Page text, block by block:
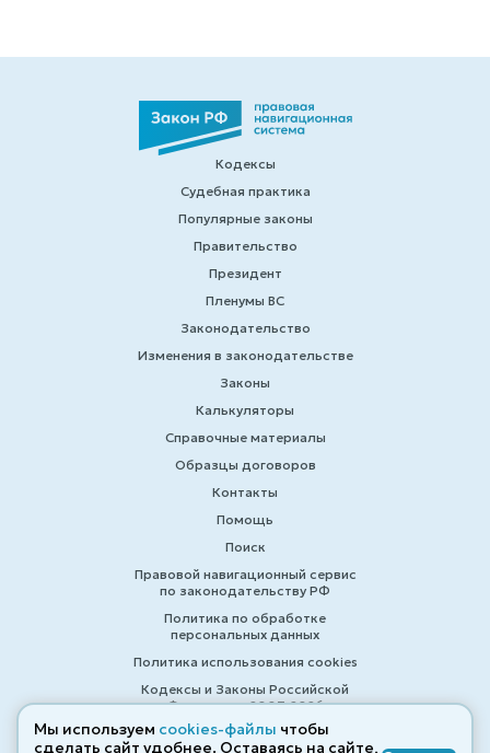
Кодексы
Судебная практика
Популярные законы
Правительство
Президент
Пленумы ВС
Законодательство
Изменения в законодательстве
Законы
Калькуляторы
Справочные материалы
Образцы договоров
Контакты
Помощь
Поиск
Правовой навигационный сервис
по законодательству РФ
Политика по обработке
персональных данных
Политика использования cookies
Кодексы и Законы Российской
Федерации 2007-2026
Мы используем cookies-файлы чтобы
сделать сайт удобнее. Оставаясь на сайте,